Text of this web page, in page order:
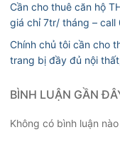
Cần cho thuê căn hộ
giá chỉ 7tr/ tháng –
Chính chủ tôi cần cho
trang bị đầy đủ nội
BÌNH LUẬN GẦN
Không có bình luận